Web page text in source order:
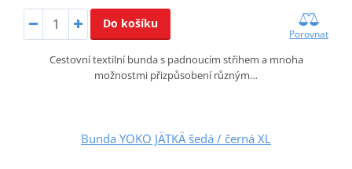
Do košíku
Porovnat
Cestovní textilní bunda s padnoucím střihem a mnoha
možnostmi přizpůsobení různým…
Bunda YOKO JÄTKÄ šedá / černá XL